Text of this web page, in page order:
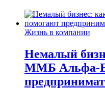
Жизнь в компании
Немалый
ММБ Альфа-